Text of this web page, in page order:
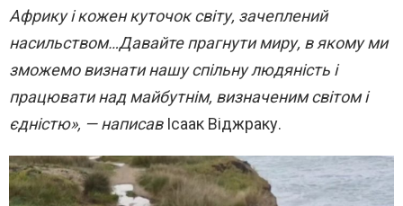
Африку і кожен куточок світу, зачеплений
насильством…Давайте прагнути миру, в якому ми
зможемо визнати нашу спільну людяність і
працювати над майбутнім, визначеним світом і
єдністю», — написавІсаак Віджраку.